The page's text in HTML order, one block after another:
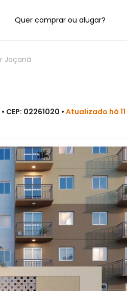
Quer comprar ou alugar?
Jaçanã
02261020 • Atualizado há